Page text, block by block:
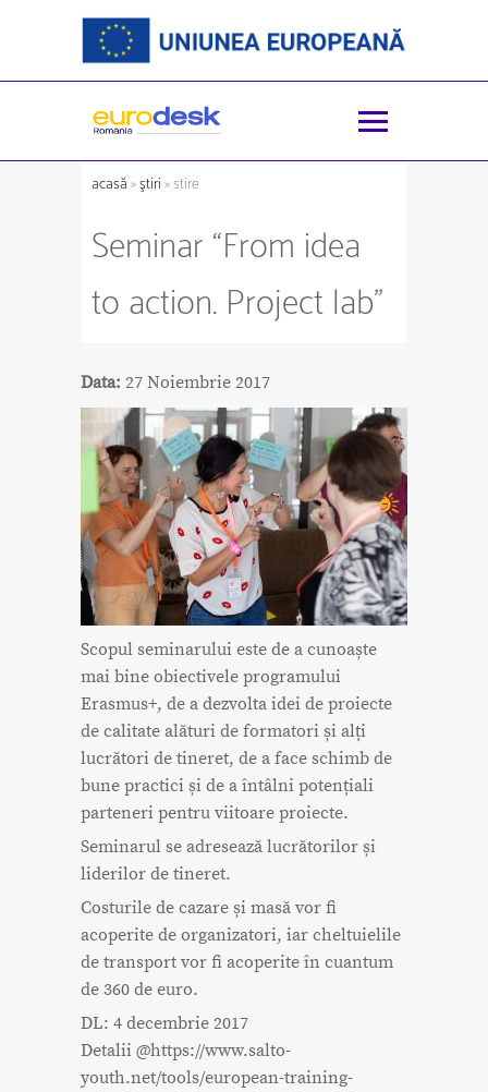
acasă»ştiri» stire
Seminar “From idea
to action. Project lab”
Data: 27 Noiembrie 2017
Scopul seminarului este de a cunoaște
mai bine obiectivele programului
Erasmus+, de a dezvolta idei de proiecte
de calitate alături de formatori și alți
lucrători de tineret, de a face schimb de
bune practici și de a întâlni potențiali
parteneri pentru viitoare proiecte.
Seminarul se adresează lucrătorilor și
liderilor de tineret.
Costurile de cazare și masă vor fi
acoperite de organizatori, iar cheltuielile
de transport vor fi acoperite în cuantum
de 360 de euro.
DL: 4 decembrie 2017
Detalii @https://www.salto-
youth.net/tools/european-training-